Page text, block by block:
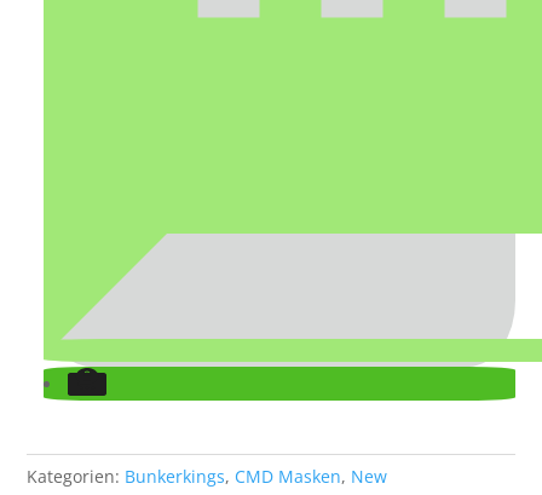
Kategorien: Bunkerkings, CMD Masken, New